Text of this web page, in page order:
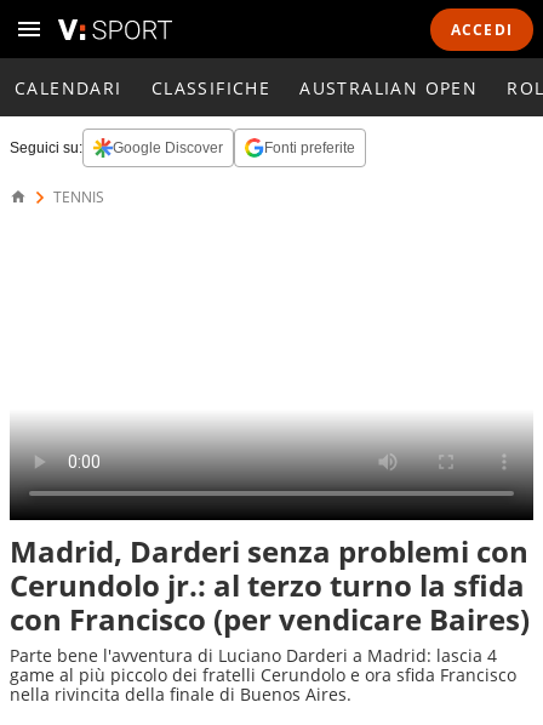
ACCEDI
CALENDARI CLASSIFICHE AUSTRALIAN OPEN
Seguici su: Google Discover Fonti preferite
TENNIS
Madrid, Darderi senza problemi con
Cerundolo jr.: al terzo turno la sfida
con Francisco (per vendicare Baires)
Parte bene l'avventura di Luciano Darderi a Madrid: lascia 4
game al più piccolo dei fratelli Cerundolo e ora sfida Francisco
nella rivincita della finale di Buenos Aires.